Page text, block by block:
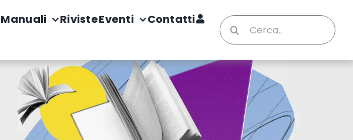
Manuali RivisteEventi Contatti
Cerca
per: